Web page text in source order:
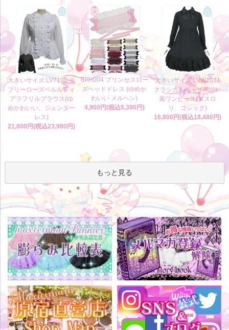
大きいサイズ LV7100 ラ
ブリーローズペルルティ
アラフリルブラウス(ゆ
めかわいい、ジェンダー
レス)
21,800円(税込23,980円)
8PH004 プリンセスロー
ズヘッドドレス (ゆめか
わいい メルヘン)
4,900円(税込5,390円)
大きいサイズ LVW1031
クラシカルギャザージレ
風ワンピース(ゴスロ
リ、ゴシック)
16,800円(税込18,480円)
もっと見る